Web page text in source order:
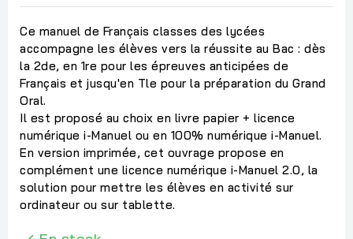
Ce manuel de Français classes des lycées
accompagne les élèves vers la réussite au Bac : dès
la 2de, en 1re pour les épreuves anticipées de
Français et jusqu'en Tle pour la préparation du Grand
Oral.
Il est proposé au choix en livre papier + licence
numérique i-Manuel ou en 100% numérique i-Manuel.
En version imprimée, cet ouvrage propose en
complément une licence numérique i-Manuel 2.0, la
solution pour mettre les élèves en activité sur
ordinateur ou sur tablette.